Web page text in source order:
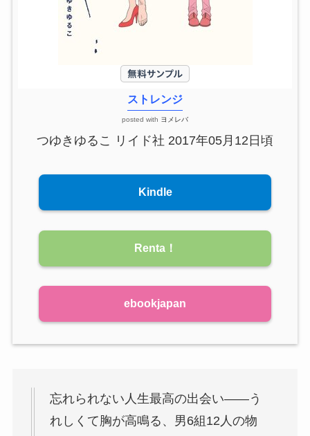
ストレンジ
posted with ヨメレバ
つゆきゆるこ リイド社 2017年05月12日頃
Kindle
Renta！
ebookjapan
忘れられない人生最高の出会い――う
れしくて胸が高鳴る、男6組12人の物